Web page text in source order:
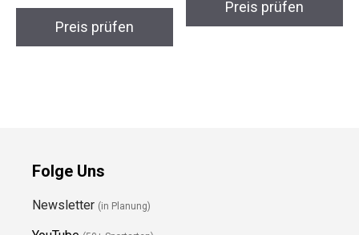
Preis prüfen
Preis prüfen
Newsletter